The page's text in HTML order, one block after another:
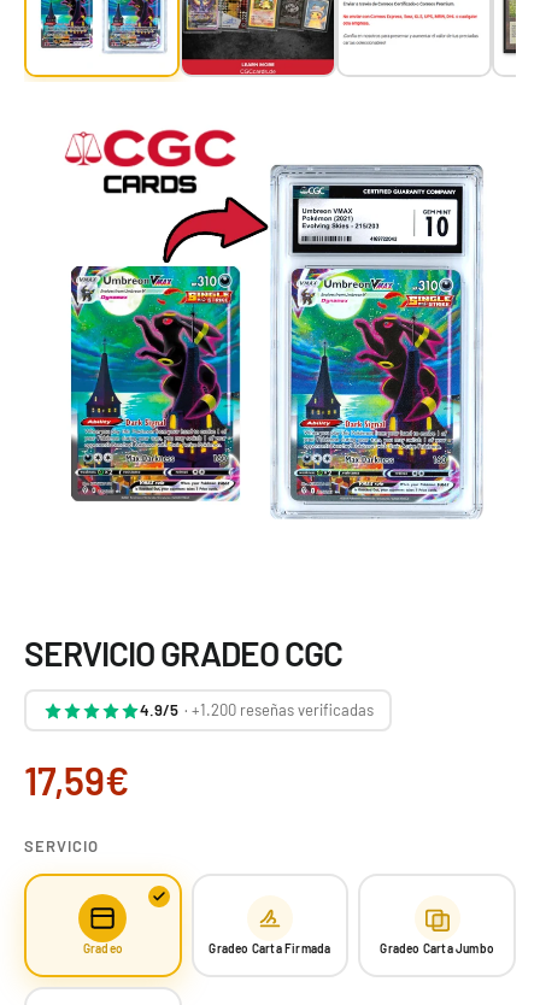
SERVICIO GRADEO CGC
4.9/5 · +1.200 reseñas verificadas
17,59€
SERVICIO
Gradeo Gradeo Carta Firmada Gradeo Carta Jumbo